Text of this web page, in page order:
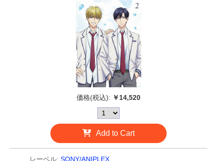
価格(税込): ￥14,520
Add to Cart
レーベル: SONY/ANIPLEX